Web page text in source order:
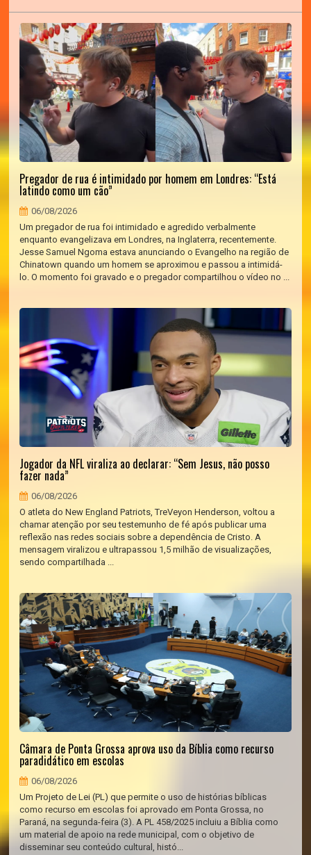
Pregador de rua é intimidado por homem em Londres: “Está
latindo como um cão”
06/08/2026
Um pregador de rua foi intimidado e agredido verbalmente
enquanto evangelizava em Londres, na Inglaterra, recentemente.
Jesse Samuel Ngoma estava anunciando o Evangelho na região de
Chinatown quando um homem se aproximou e passou a intimidá-
lo. O momento foi gravado e o pregador compartilhou o vídeo no ...
Jogador da NFL viraliza ao declarar: “Sem Jesus, não posso
fazer nada”
06/08/2026
O atleta do New England Patriots, TreVeyon Henderson, voltou a
chamar atenção por seu testemunho de fé após publicar uma
reflexão nas redes sociais sobre a dependência de Cristo. A
mensagem viralizou e ultrapassou 1,5 milhão de visualizações,
sendo compartilhada ...
Câmara de Ponta Grossa aprova uso da Bíblia como recurso
paradidático em escolas
06/08/2026
Um Projeto de Lei (PL) que permite o uso de histórias bíblicas
como recurso em escolas foi aprovado em Ponta Grossa, no
Paraná, na segunda-feira (3). A PL 458/2025 incluiu a Bíblia como
um material de apoio na rede municipal, com o objetivo de
disseminar seu conteúdo cultural, histó...